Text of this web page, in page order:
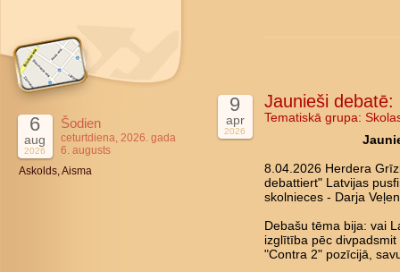
6
aug
2026
Šodien
ceturtdiena, 2026. gada
6. augusts
Askolds, Aisma
9
apr
2026
Jaunieši debatē:
Tematiskā grupa:
8.04.2026 Herdera
debattiert" Latvijas
skolnieces - Darja
Debašu tēma bija: vai
izglītība pēc
"Contra 2" pozīcijā,